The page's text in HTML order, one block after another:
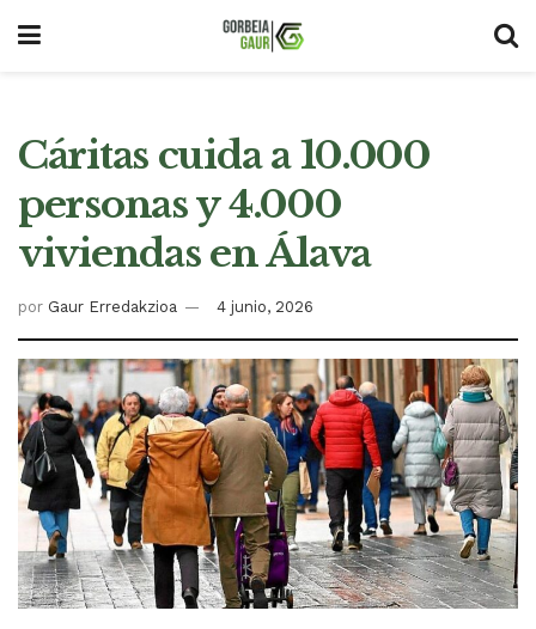
Cáritas cuida a 10.000
personas y 4.000
viviendas en Álava
por Gaur Erredakzioa 4 junio, 2026